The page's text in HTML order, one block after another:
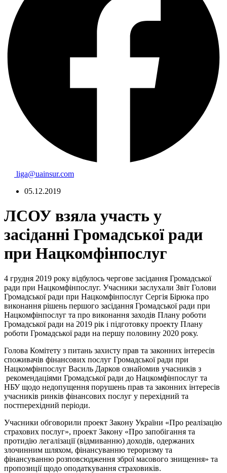
liga@uainsur.com
05.12.2019
ЛСОУ взяла участь у
засіданні Громадської ради
при Нацкомфінпослуг
4 грудня 2019 року відбулось чергове засідання Громадської
ради при Нацкомфінпослуг. Учасники заслухали Звіт Голови
Громадської ради при Нацкомфінпослуг Сергія Бірюка про
виконання рішень першого засідання Громадської ради при
Нацкомфінпослуг та про виконання заходів Плану роботи
Громадської ради на 2019 рік і підготовку проекту Плану
роботи Громадської ради на першу половину 2020 року.
Голова Комітету з питань захисту прав та законних інтересів
споживачів фінансових послуг Громадської ради при
Нацкомфінпослуг Василь Дарков ознайомив учасників з
рекомендаціями Громадської ради до Нацкомфінпослуг та
НБУ щодо недопущення порушень прав та законних інтересів
учасників ринків фінансових послуг у перехідний та
постперехідний періоди.
Учасники обговорили проект Закону України «Про реалізацію
страхових послуг», проект Закону «Про запобігання та
протидію легалізації (відмиванню) доходів, одержаних
злочинним шляхом, фінансуванню тероризму та
фінансуванню розповсюдження зброї масового знищення» та
пропозиції щодо оподаткування страховиків.